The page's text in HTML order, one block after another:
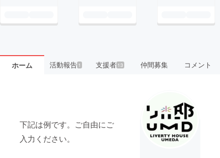
ホーム 活動報告1 支援者 13 仲間募集 コメント
下記は例です。ご自由にご
入力ください。